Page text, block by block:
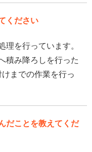
ください
理を行っています。
積み降ろしを行った
までの作業を行っ
だことを教えてくだ